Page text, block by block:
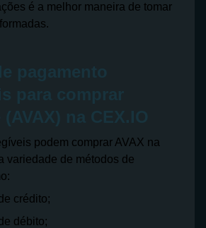
é a melhor maneira de tomar
pagamento
para comprar
na CEX.IO
podem comprar AVAX na
variedade de métodos de
crédito;
débito;